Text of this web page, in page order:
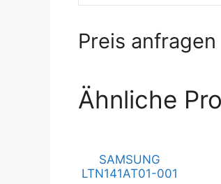
Preis anfragen
Ähnliche
SAMSUNG
LTN141AT01-001